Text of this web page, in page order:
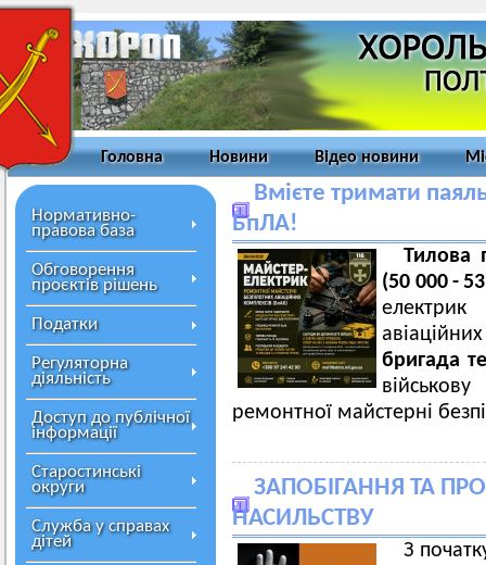
Головна Новини Відео новини
Нормативно-
правова база
Обговорення
проєктів рішень
Податки
Регуляторна
діяльність
Доступ до публічної
інформації
Старостинські
округи
Служба у справах
дітей
Вмієте тримати
БпЛА!
Тилова
(50 000
електрик
бригада
ремонтної майстерні
ЗАПОБІГАННЯ ТА
НАСИЛЬСТВУ
З